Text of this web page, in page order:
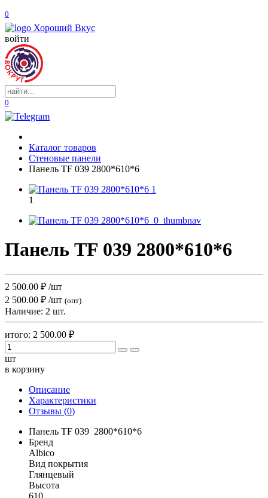
0
войти
0
Каталог товаров
Стеновые панели
Панель TF 039 2800*610*6
1
Панель TF 039 2800*610*6
2 500.00 ₽ /шт
2 500.00 ₽ /шт (опт)
Наличие: 2 шт.
итого: 2 500.00 ₽
шт
в корзину
Описание
Характеристики
Отзывы (0)
Панель TF 039 2800*610*6
Бренд
Albico
Вид покрытия
Глянцевый
Высота
610